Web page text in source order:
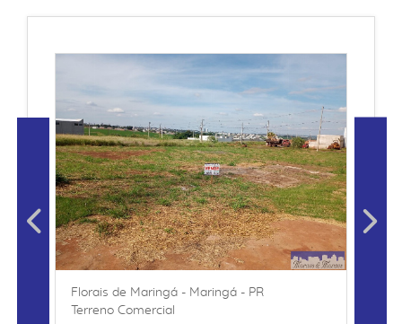
Florais de Maringá - Maringá - PR
Terreno Comercial